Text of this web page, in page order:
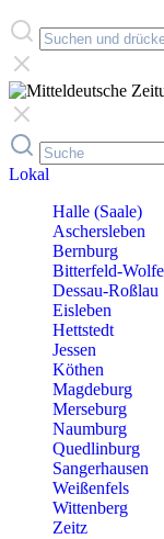
Lokal
Halle (Saale)
Aschersleben
Bernburg
Bitterfeld-
Dessau-Roßlau
Eisleben
Hettstedt
Jessen
Köthen
Magdeburg
Merseburg
Naumburg
Quedlinburg
Sangerhausen
Weißenfels
Wittenberg
Zeitz